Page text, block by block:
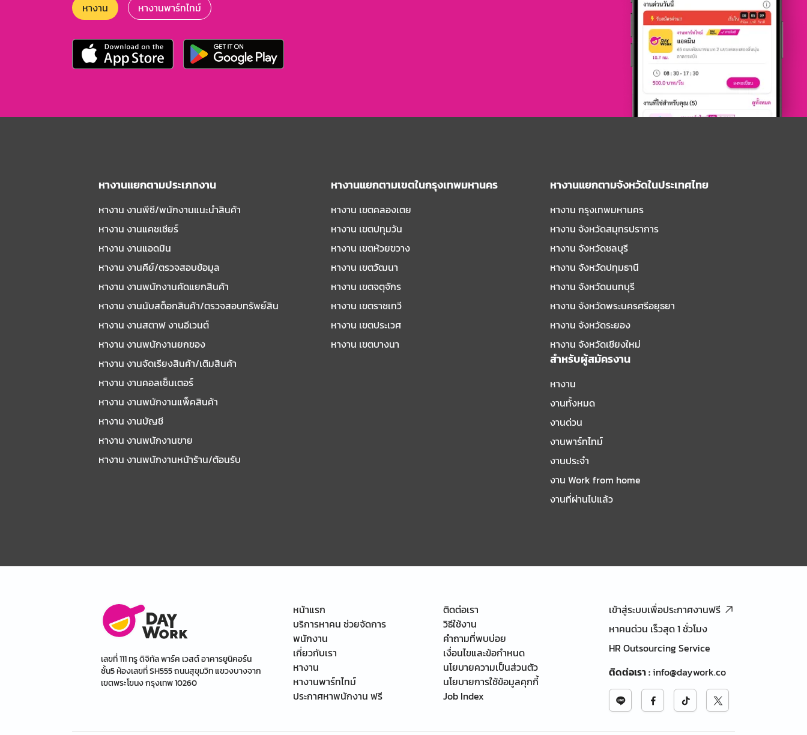
หางาน หางานพาร์ทไทม์
หางานแยกตามประเภทงาน
หางาน งานพีซี/พนักงานแนะนําสินค้า
หางาน งานแคชเชียร์
หางาน งานแอดมิน
หางาน งานคีย์/ตรวจสอบข้อมูล
หางาน งานพนักงานคัดแยกสินค้า
หางาน งานนับสต็อกสินค้า/ตรวจสอบทรัพย์สิน
หางาน งานสตาฟ งานอีเวนต์
หางาน งานพนักงานยกของ
หางาน งานจัดเรียงสินค้า/เติมสินค้า
หางาน งานคอลเซ็นเตอร์
หางาน งานพนักงานแพ็คสินค้า
หางาน งานบัญชี
หางาน งานพนักงานขาย
หางาน งานพนักงานหน้าร้าน/ต้อนรับ
หางานแยกตามเขตในกรุงเทพมหานคร
หางาน เขตคลองเตย
หางาน เขตปทุมวัน
หางาน เขตห้วยขวาง
หางาน เขตวัฒนา
หางาน เขตจตุจักร
หางาน เขตราชเทวี
หางาน เขตประเวศ
หางาน เขตบางนา
หางานแยกตามจังหวัดในประเทศไทย
หางาน กรุงเทพมหานคร
หางาน จังหวัดสมุทรปราการ
หางาน จังหวัดชลบุรี
หางาน จังหวัดปทุมธานี
หางาน จังหวัดนนทบุรี
หางาน จังหวัดพระนครศรีอยุธยา
หางาน จังหวัดระยอง
หางาน จังหวัดเชียงใหม่
สำหรับผู้สมัครงาน
หางาน
งานทั้งหมด
งานด่วน
งานพาร์ทไทม์
งานประจำ
งาน Work from home
งานที่ผ่านไปแล้ว
เลขที่ 111 ทรู ดิจิทัล พาร์ค เวสต์ อาคารยูนิคอร์น
ชั้น5 ห้องเลขที่ SH555 ถนนสุขุมวิท แขวงบางจาก
เขตพระโขนง กรุงเทพ 10260
หน้าแรก
บริการหาคน ช่วยจัดการ
พนักงาน
เกี่ยวกับเรา
หางาน
หางานพาร์ทไทม์
ประกาศหาพนักงาน ฟรี
ติดต่อเรา
วิธีใช้งาน
คำถามที่พบบ่อย
เงื่อนไขและข้อกำหนด
นโยบายความเป็นส่วนตัว
นโยบายการใช้ข้อมูลคุกกี้
Job Index
เข้าสู่ระบบเพื่อประกาศงานฟรี
หาคนด่วน เร็วสุด 1 ชั่วโมง
HR Outsourcing Service
ติดต่อเรา:info@daywork.co